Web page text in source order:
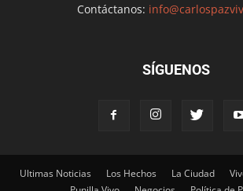
Contáctanos:
SÍGUENOS
Ultimas Noticias Los Hechos La Ciudad